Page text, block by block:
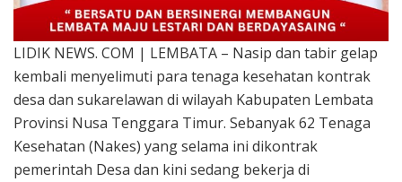
LIDIK NEWS. COM | LEMBATA – Nasip dan tabir gelap
kembali menyelimuti para tenaga kesehatan kontrak
desa dan sukarelawan di wilayah Kabupaten Lembata
Provinsi Nusa Tenggara Timur. Sebanyak 62 Tenaga
Kesehatan (Nakes) yang selama ini dikontrak
pemerintah Desa dan kini sedang bekerja di